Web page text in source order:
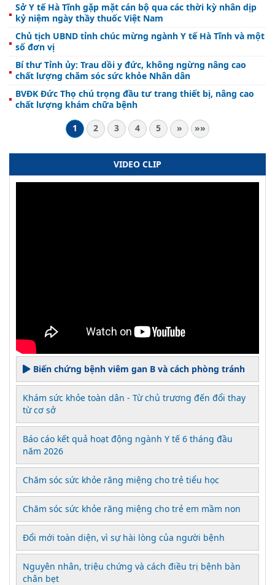
Sở Y tế Hà Tĩnh gặp mặt cán bộ qua các thời kỳ nhân dịp
kỷ niệm ngày thầy thuốc Việt Nam
Chủ tịch UBND tỉnh chúc mừng ngành Y tế Hà Tĩnh và một
số đơn vị
Bí thư Tỉnh ủy: Trau dồi y đức, không ngừng nâng cao
chất lượng chăm sóc sức khỏe Nhân dân
BVĐK Đức Thọ chú trọng đầu tư trang thiết bị, nâng cao
chất lượng khám chữa bệnh
1
2 3 4 5 » »»
VIDEO CLIP
Biến chứng bệnh viêm gan B và cách phòng tránh
Khám sức khỏe toàn dân - Từ chủ trương đến đổi thay
từ cơ sở
Báo cáo kết quả hoạt động ngành Y tế 6 tháng đầu
năm 2026
Chăm sóc sức khỏe răng miệng cho trẻ tiểu học
Chăm sóc sức khỏe răng miệng cho trẻ em mầm non
Đổi mới toàn diện, vì sự hài lòng của người bệnh
Nguyên nhân, triệu chứng và cách điều trị bệnh bàn
chân bẹt